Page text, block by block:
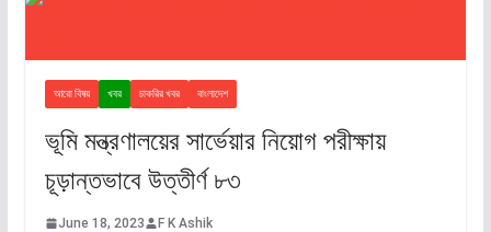
আরো বিষয় খবর চাকরির খবর বাংলাদেশ
ভূমি মন্ত্রণালয়ের সার্ভেয়ার নিয়োগ পরীক্ষায়
চূড়ান্তভাবে উত্তীর্ণ ৮৩
June 18, 2023 F K Ashik